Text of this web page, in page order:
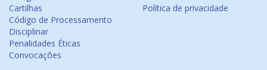
Cartilhas
Código de Processamento
Disciplinar
Penalidades Éticas
Convocações
Política de privacidade